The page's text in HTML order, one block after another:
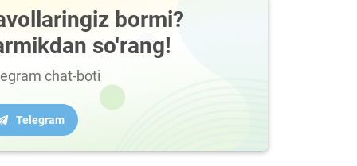
bormi?
so'rang!
chat-boti
Telegram